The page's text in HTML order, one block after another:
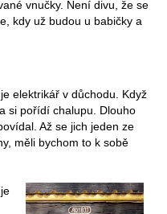
vnučky. Není divu, že se
kdy už budou u babičky a
elektrikář v důchodu. Když
si pořídí chalupu. Dlouho
Až se jich jeden ze
měli bychom to k sobě